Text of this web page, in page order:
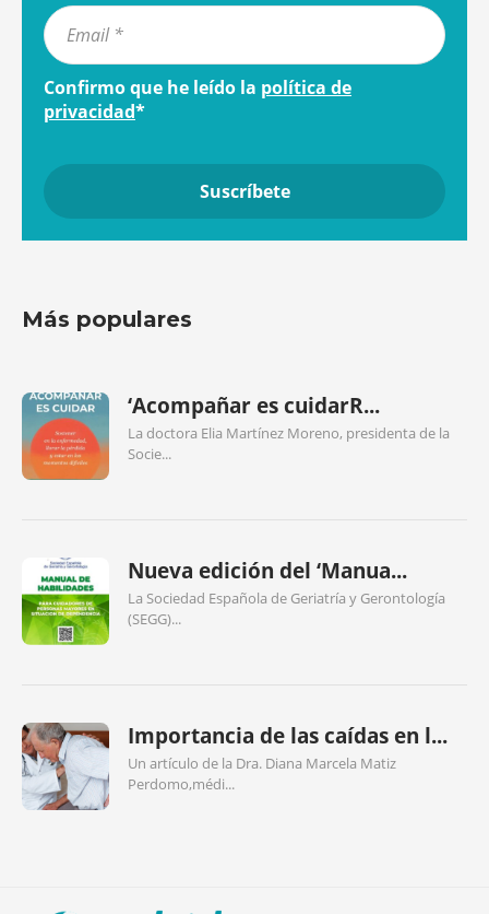
Confirmo que he leído la política de
privacidad*
Más populares
‘Acompañar es cuidarR...
La doctora Elia Martínez Moreno, presidenta de la
Socie...
Nueva edición del ‘Manua...
La Sociedad Española de Geriatría y Gerontología
(SEGG)...
Importancia de las caídas en l...
Un artículo de la Dra. Diana Marcela Matiz
Perdomo,médi...